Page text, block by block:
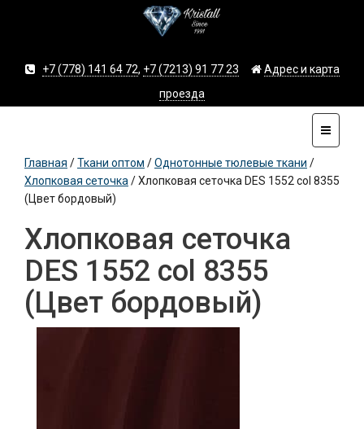
+7 (778) 141 64 72, +7 (7213) 91 77 23
Адрес и карта
проезда
Главная /Ткани оптом /Однотонные тюлевые ткани /
Хлопковая сеточка /Хлопковая сеточка DES 1552 col 8355
(Цвет бордовый)
Хлопковая сеточка
DES 1552 col 8355
(Цвет бордовый)